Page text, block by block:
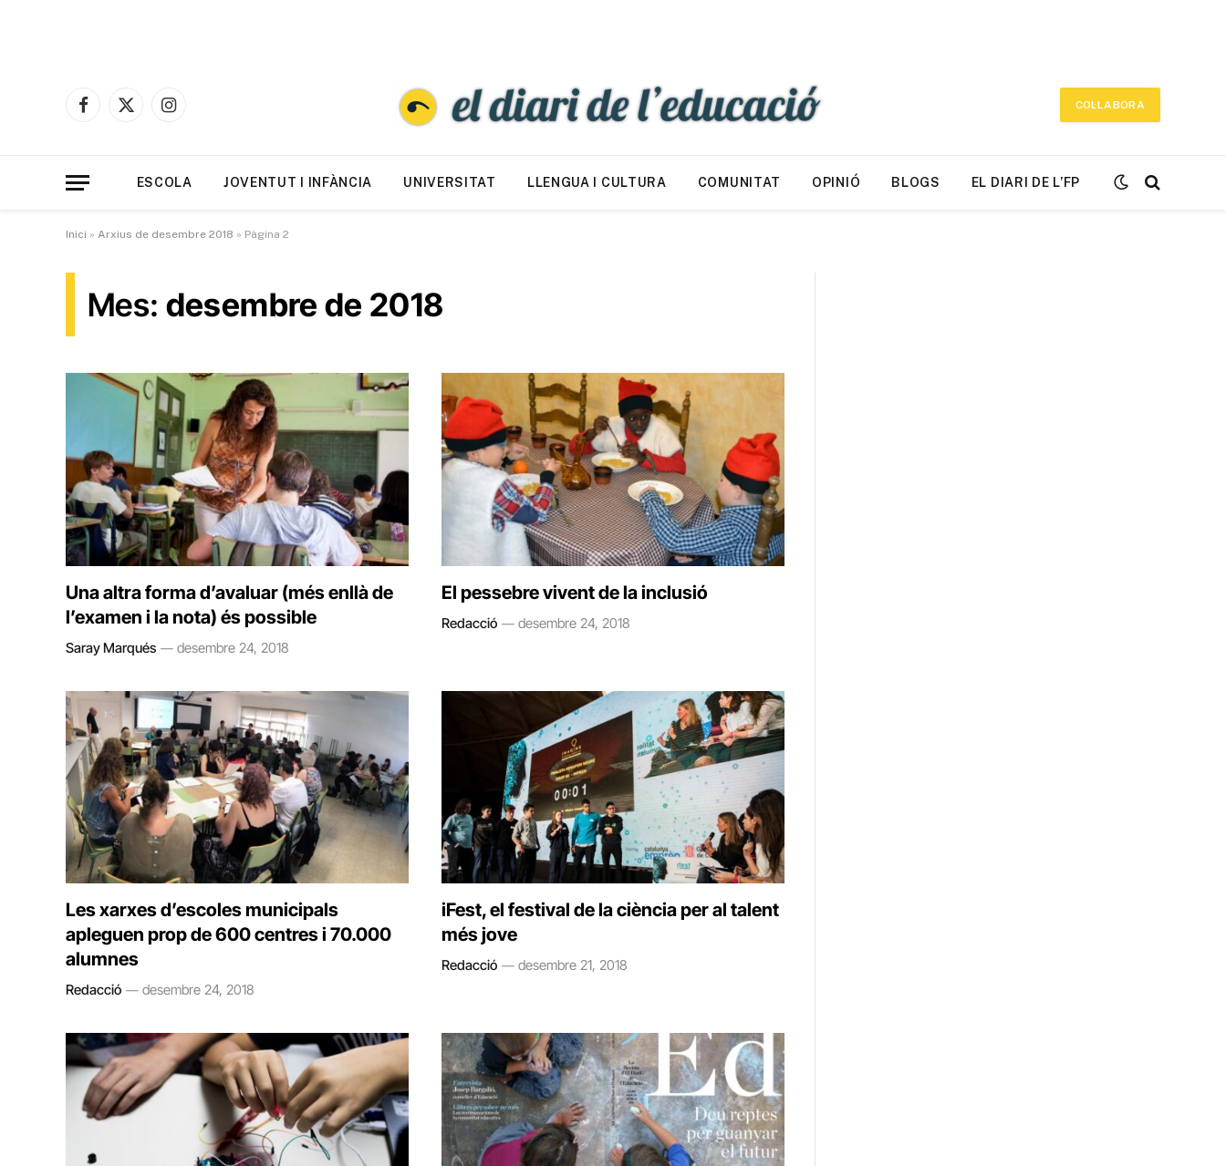
Facebook
X
Instagram
COL·LABORA
ESCOLA JOVENTUT I INFÀNCIA UNIVERSITAT LLENGUA I CULTURA COMUNITAT OPINIÓ BLOGS EL DIARI DE L’FP
Inici » Arxius de desembre 2018 » Pàgina 2
Mes: desembre de 2018
Una altra forma d’avaluar (més enllà de
l’examen i la nota) és possible
Saray Marqués desembre 24, 2018
El pessebre vivent de la inclusió
Redacció desembre 24, 2018
Les xarxes d’escoles municipals
apleguen prop de 600 centres i 70.000
alumnes
Redacció desembre 24, 2018
iFest, el festival de la ciència per al talent
més jove
Redacció desembre 21, 2018